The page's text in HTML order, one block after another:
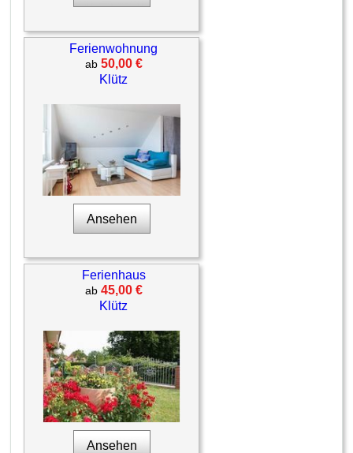
Ferienwohnung
ab 50,00 €
Klütz
Ansehen
Ferienhaus
ab 45,00 €
Klütz
Ansehen